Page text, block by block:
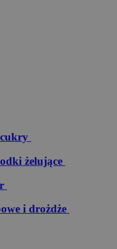
cukry
żelujące
i drożdże